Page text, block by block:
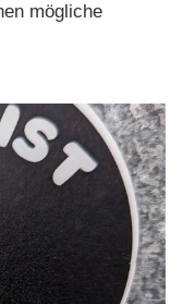
mögliche